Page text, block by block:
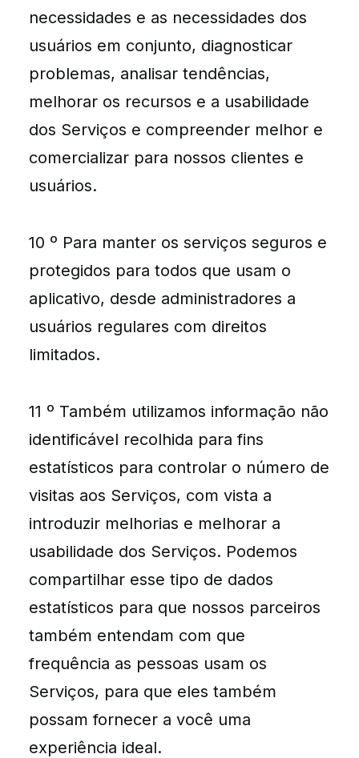
necessidades e as necessidades dos
usuários em conjunto, diagnosticar
problemas, analisar tendências,
melhorar os recursos e a usabilidade
dos Serviços e compreender melhor e
comercializar para nossos clientes e
usuários.
10 º Para manter os serviços seguros e
protegidos para todos que usam o
aplicativo, desde administradores a
usuários regulares com direitos
limitados.
11 º Também utilizamos informação não
identificável recolhida para fins
estatísticos para controlar o número de
visitas aos Serviços, com vista a
introduzir melhorias e melhorar a
usabilidade dos Serviços. Podemos
compartilhar esse tipo de dados
estatísticos para que nossos parceiros
também entendam com que
frequência as pessoas usam os
Serviços, para que eles também
possam fornecer a você uma
experiência ideal.